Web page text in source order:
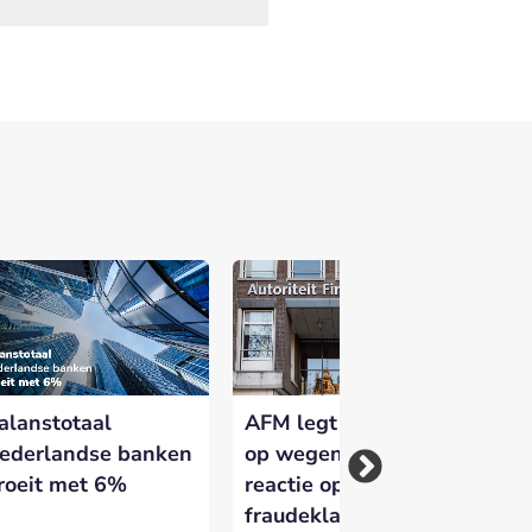
en zichtbaar te maken op
banken
met 6%
AFM legt bunq boete
op wegens te late
reactie op
fraudeklachten